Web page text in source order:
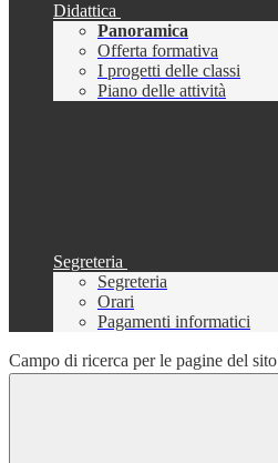
Didattica
Panoramica
Offerta formativa
I progetti delle classi
Piano delle attività
Segreteria
Segreteria
Orari
Pagamenti informatici
Campo di ricerca per le pagine del sito